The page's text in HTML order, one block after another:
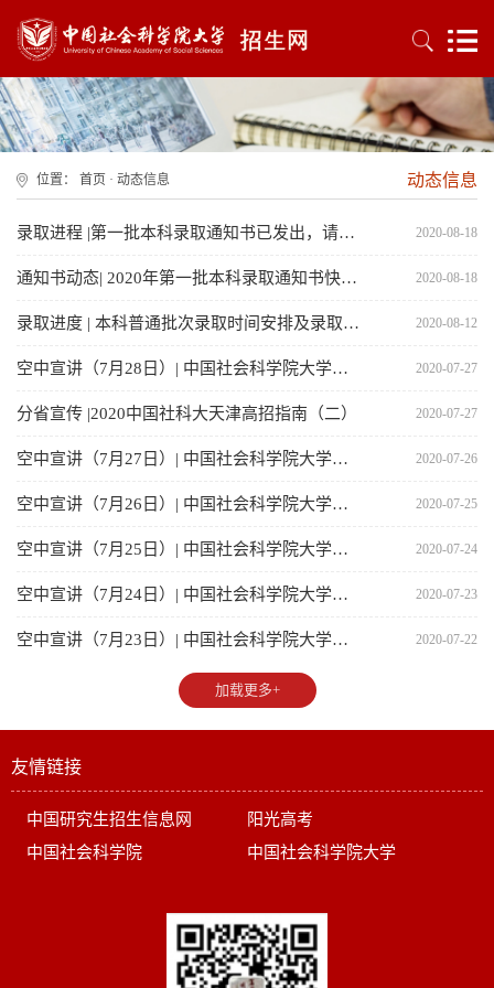
位置： 首页 · 动态信息 动态信息
2020-08-18
录取进程 |第一批本科录取通知书已发出，请注意查收！
2020-08-18
通知书动态| 2020年第一批本科录取通知书快递单查询
2020-08-12
录取进度 | 本科普通批次录取时间安排及录取查询方式
2020-07-27
空中宣讲（7月28日）| 中国社会科学院大学招生宣讲会
2020-07-27
分省宣传 |2020中国社科大天津高招指南（二）
2020-07-26
空中宣讲（7月27日）| 中国社会科学院大学招生宣讲会
2020-07-25
空中宣讲（7月26日）| 中国社会科学院大学招生宣讲会
2020-07-24
空中宣讲（7月25日）| 中国社会科学院大学招生宣讲会
2020-07-23
空中宣讲（7月24日）| 中国社会科学院大学招生宣讲会
2020-07-22
空中宣讲（7月23日）| 中国社会科学院大学招生宣讲会
加载更多+
友情链接
中国研究生招生信息网
阳光高考
中国社会科学院
中国社会科学院大学